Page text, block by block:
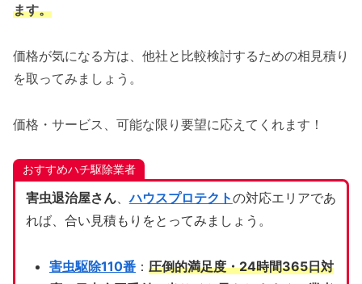
ます。
価格が気になる方は、他社と比較検討するための相見積り
を取ってみましょう。
価格・サービス、可能な限り要望に応えてくれます！
おすすめハチ駆除業者
害虫退治屋さん、ハウスプロテクトの対応エリアであ
れば、合い見積もりをとってみましょう。
害虫駆除110番： 圧倒的満足度・24時間365日対